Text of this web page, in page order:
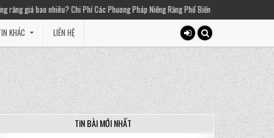
Chi Phí Các Phương Pháp Niềng Răng Phổ Biến 2025-03-01
KHÁC LIÊN HỆ
TIN BÀI MỚI NHẤT